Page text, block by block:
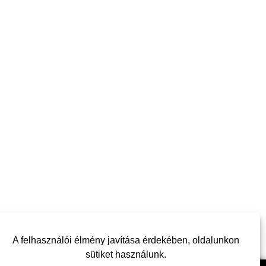
A felhasználói élmény javítása érdekében, oldalunkon
sütiket használunk.